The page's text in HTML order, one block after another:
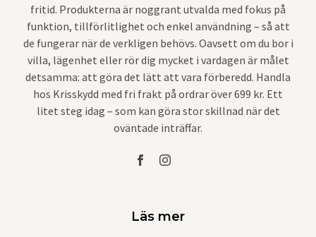
fritid. Produkterna är noggrant utvalda med fokus på
funktion, tillförlitlighet och enkel användning – så att
de fungerar när de verkligen behövs. Oavsett om du bor i
villa, lägenhet eller rör dig mycket i vardagen är målet
detsamma: att göra det lätt att vara förberedd. Handla
hos Krisskydd med fri frakt på ordrar över 699 kr. Ett
litet steg idag – som kan göra stor skillnad när det
oväntade inträffar.
Läs mer